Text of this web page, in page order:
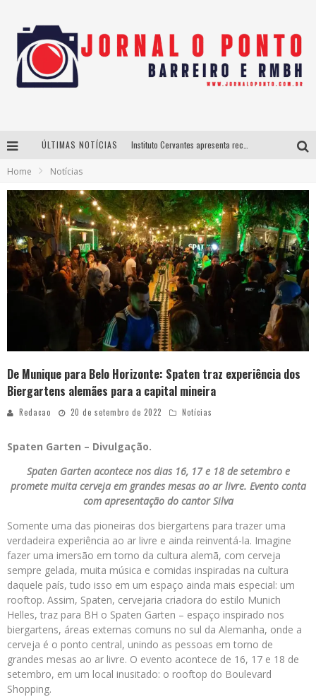
ÚLTIMAS NOTÍCIAS
BH recebe nesta quinta-feira lançamento do jogo “Coleta Seletiva” com roda de conversa entre agentes da sustentabilidade
Projeta Cultura abre inscrições gratuitas em São João del-Rei para oficinas de elaboração de projetos culturais e inteligência artificial
Home Notícias
De Munique para Belo Horizonte: Spaten traz experiência dos
Biergartens alemães para a capital mineira
Redacao 20 de setembro de 2022 Notícias
Spaten Garten – Divulgação.
Spaten Garten acontece nos dias 16, 17 e 18 de setembro e
promete muita cerveja em grandes mesas ao ar livre. Evento conta
com apresentação do cantor Silva
Somente uma das pioneiras dos biergartens para trazer uma
verdadeira experiência ao ar livre e ainda reinventá-la. Imagine
fazer uma imersão em torno da cultura alemã, com cerveja
sempre gelada, muita música e comidas inspiradas na cultura
daquele país, tudo isso em um espaço ainda mais especial: um
rooftop. Assim, Spaten, cervejaria criadora do estilo Munich
Helles, traz para BH o Spaten Garten – espaço inspirado nos
biergartens, áreas externas comuns no sul da Alemanha, onde a
cerveja é o ponto central, unindo as pessoas em torno de
grandes mesas ao ar livre. O evento acontece de 16, 17 e 18 de
setembro, em um local inusitado: o rooftop do Boulevard
Shopping.